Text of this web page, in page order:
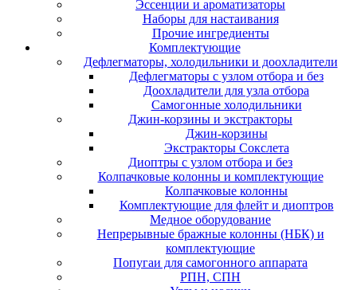
Эссенции и ароматизаторы
Наборы для настаивания
Прочие ингредиенты
Комплектующие
Дефлегматоры, холодильники и доохладители
Дефлегматоры с узлом отбора и без
Доохладители для узла отбора
Самогонные холодильники
Джин-корзины и экстракторы
Джин-корзины
Экстракторы Сокслета
Диоптры с узлом отбора и без
Колпачковые колонны и комплектующие
Колпачковые колонны
Комплектующие для флейт и диоптров
Медное оборудование
Непрерывные бражные колонны (НБК) и
комплектующие
Попугаи для самогонного аппарата
РПН, СПН